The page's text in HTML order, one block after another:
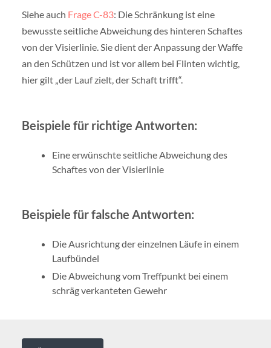
Siehe auch Frage C-83: Die Schränkung ist eine
bewusste seitliche Abweichung des hinteren Schaftes
von der Visierlinie. Sie dient der Anpassung der Waffe
an den Schützen und ist vor allem bei Flinten wichtig,
hier gilt „der Lauf zielt, der Schaft trifft“.
Beispiele für richtige Antworten:
Eine erwünschte seitliche Abweichung des
Schaftes von der Visierlinie
Beispiele für falsche Antworten:
Die Ausrichtung der einzelnen Läufe in einem
Laufbündel
Die Abweichung vom Treffpunkt bei einem
schräg verkanteten Gewehr